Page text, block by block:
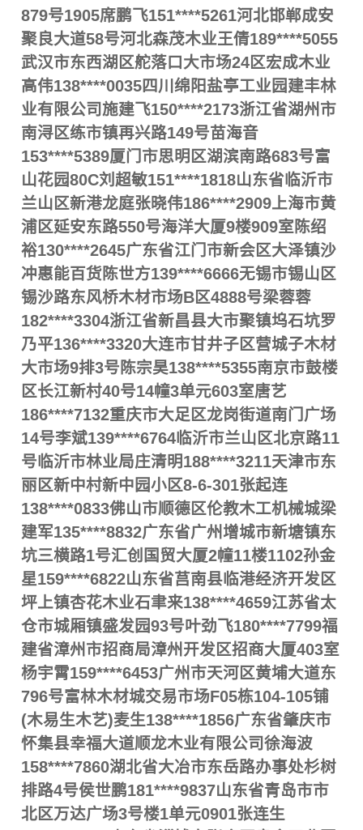
879号1905席鹏飞151****5261河北邯郸成安
聚良大道58号河北森茂木业王倩189****5055
武汉市东西湖区舵落口大市场24区宏成木业
高伟138****0035四川绵阳盐亭工业园建丰林
业有限公司施建飞150****2173浙江省湖州市
南浔区练市镇再兴路149号苗海音
153****5389厦门市思明区湖滨南路683号富
山花园80C刘超敏151****1818山东省临沂市
兰山区新港龙庭张晓伟186****2909上海市黄
浦区延安东路550号海洋大厦9楼909室陈绍
裕130****2645广东省江门市新会区大泽镇沙
冲惠能百货陈世方139****6666无锡市锡山区
锡沙路东风桥木材市场B区4888号梁蓉蓉
182****3304浙江省新昌县大市聚镇坞石坑罗
乃平136****3320大连市甘井子区营城子木材
大市场9排3号陈宗昊138****5355南京市鼓楼
区长江新村40号14幢3单元603室唐艺
186****7132重庆市大足区龙岗街道南门广场
14号李斌139****6764临沂市兰山区北京路11
号临沂市林业局庄清明188****3211天津市东
丽区新中村新中园小区8-6-301张起连
138****0833佛山市顺德区伦教木工机械城梁
建军135****8832广东省广州增城市新塘镇东
坑三横路1号汇创国贸大厦2幢11楼1102孙金
星159****6822山东省莒南县临港经济开发区
坪上镇杏花木业石聿来138****4659江苏省太
仓市城厢镇盛发园93号叶劲飞180****7799福
建省漳州市招商局漳州开发区招商大厦403室
杨宇霄159****6453广州市天河区黄埔大道东
796号富林木材城交易市场F05栋104-105铺
(木易生木艺)麦生138****1856广东省肇庆市
怀集县幸福大道顺龙木业有限公司徐海波
158****7860湖北省大冶市东岳路办事处杉树
排路4号侯世鹏181****9837山东省青岛市市
北区万达广场3号楼1单元0901张连生